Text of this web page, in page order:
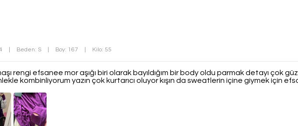
Beden: S Boy: 167 Kilo: 55
rengi efsanee mor aşığı biri olarak bayıldığım bir body oldu parmak detayı çok
kombinliyorum yazın çok kurtarıcı oluyor kışın da sweatlerin içine giymek için